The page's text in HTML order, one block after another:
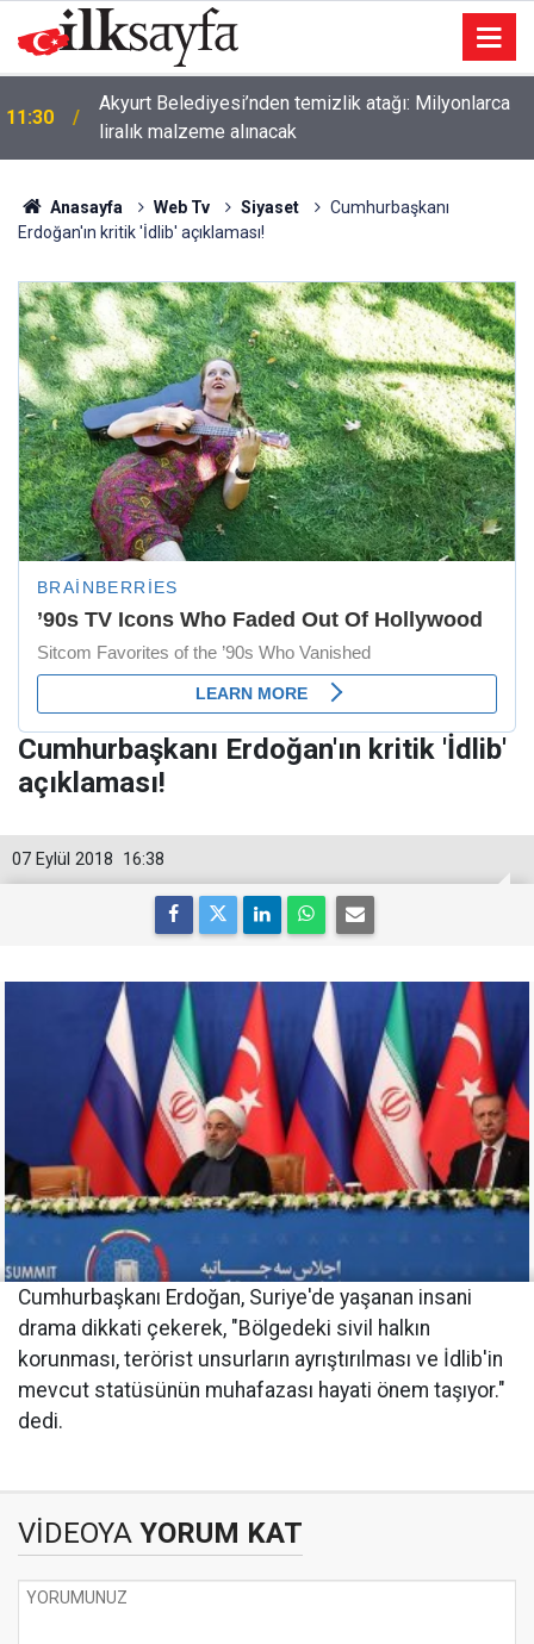
11:30
Akyurt Belediyesi’nden temizlik atağı: Milyonlarca
liralık malzeme alınacak
Anasayfa Web Tv Siyaset
Cumhurbaşkanı
Erdoğan'ın kritik 'İdlib' açıklaması!
Cumhurbaşkanı Erdoğan'ın kritik 'İdlib'
açıklaması!
16:38
07 Eylül 2018
Cumhurbaşkanı Erdoğan, Suriye'de yaşanan insani
drama dikkati çekerek, "Bölgedeki sivil halkın
korunması, terörist unsurların ayrıştırılması ve İdlib'in
mevcut statüsünün muhafazası hayati önem taşıyor."
dedi.
VİDEOYA YORUM KAT